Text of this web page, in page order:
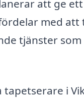
att ge
med att
tjänster
tapetserare i